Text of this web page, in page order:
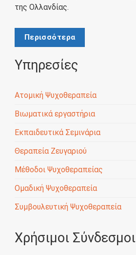
της Ολλανδίας.
Περισσότερα
Υπηρεσίες
Ατομική Ψυχοθεραπεία
Βιωματικά εργαστήρια
Εκπαιδευτικά Σεμινάρια
Θεραπεία Ζευγαριού
Μέθοδοι Ψυχοθεραπείας
Ομαδική Ψυχοθεραπεία
Συμβουλευτική Ψυχοθεραπεία
Χρήσιμοι Σύνδεσμοι